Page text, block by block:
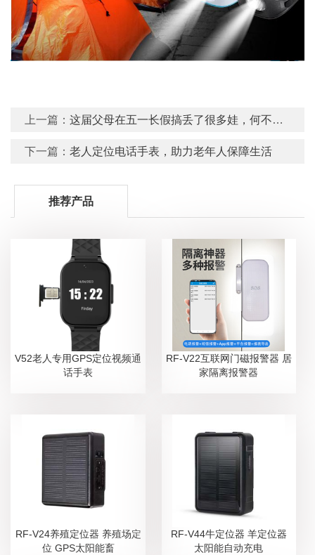
上一篇：这届父母在五一长假搞丢了很多娃，何不带个GPS定位器
下一篇：老人定位电话手表，助力老年人保障生活
推荐产品
V52老人专用GPS定位视频通
话手表
RF-V22互联网门磁报警器 居
家隔离报警器
RF-V24养殖定位器 养殖场定
位 GPS太阳能畜
RF-V44牛定位器 羊定位器
太阳能自动充电